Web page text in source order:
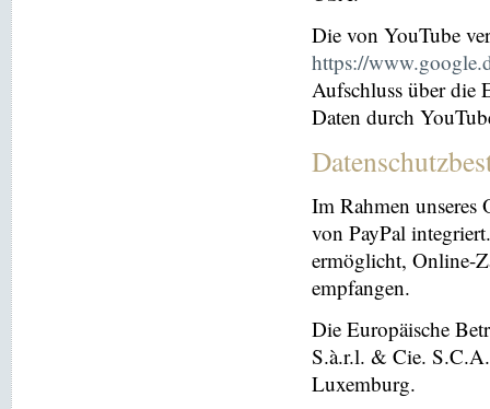
Die von YouTube
https://
Aufschluss über die
Daten durch
Im Rahmen unseres
von PayPal
ermöglicht, Online-
empfangen.
Die Europäische
S.à.r.l. & Cie.
Luxemburg.